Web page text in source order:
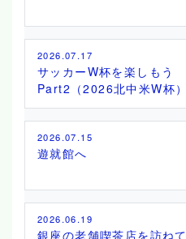
2026.07.17
サッカーW杯を楽しもう
Part2（2026北中米W杯）
2026.07.15
遊就館へ
2026.06.19
銀座の老舗喫茶店を訪ねて